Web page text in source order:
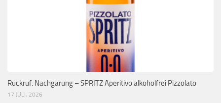
Rückruf: Nachgärung – SPRITZ Aperitivo alkoholfrei Pizzolato
17 JULI, 2026